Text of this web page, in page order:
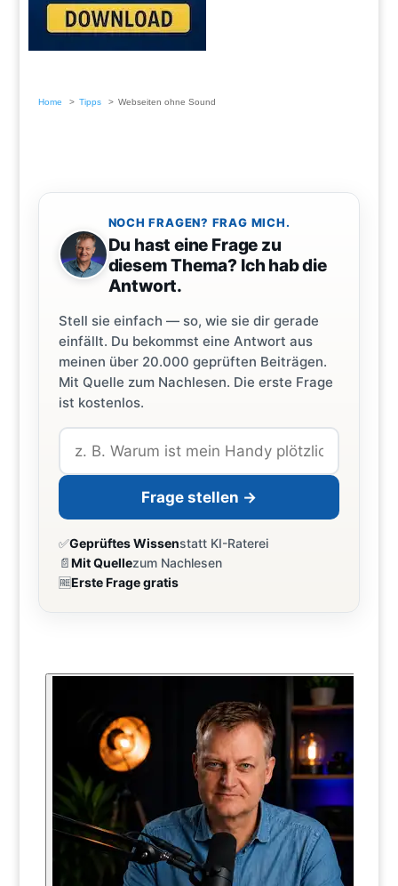
Home Tipps Webseiten ohne Sound
NOCH FRAGEN? FRAG MICH.
Du hast eine Frage zu
diesem Thema? Ich hab die
Antwort.
Stell sie einfach — so, wie sie dir gerade
einfällt. Du bekommst eine Antwort aus
meinen über 20.000 geprüften Beiträgen.
Mit Quelle zum Nachlesen. Die erste Frage
ist kostenlos.
Frage stellen →
✅Geprüftes Wissenstatt KI-Raterei
📄Mit Quellezum Nachlesen
🆓Erste Frage gratis